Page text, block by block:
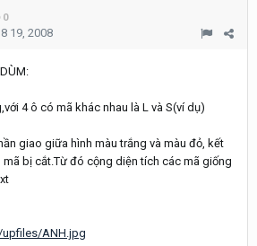
0
19, 2008
4 ô có mã khác nhau là L và S(ví dụ)
giao giữa hình màu trắng và màu đỏ, kết
bị cắt.Từ đó cộng diện tích các mã giống
ANH.jpg